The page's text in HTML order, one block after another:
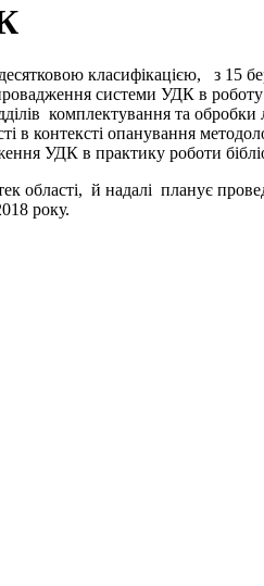
класифікацією, з 15
системи УДК в роботу
комплектування та
контексті опанування
УДК в практику роботи
області, й надалі планує
року.